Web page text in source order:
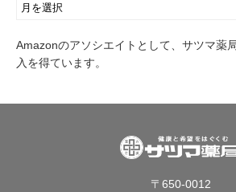
Amazonのアソシエイトとして、サツマ薬
入を得ています。
〒650-0012